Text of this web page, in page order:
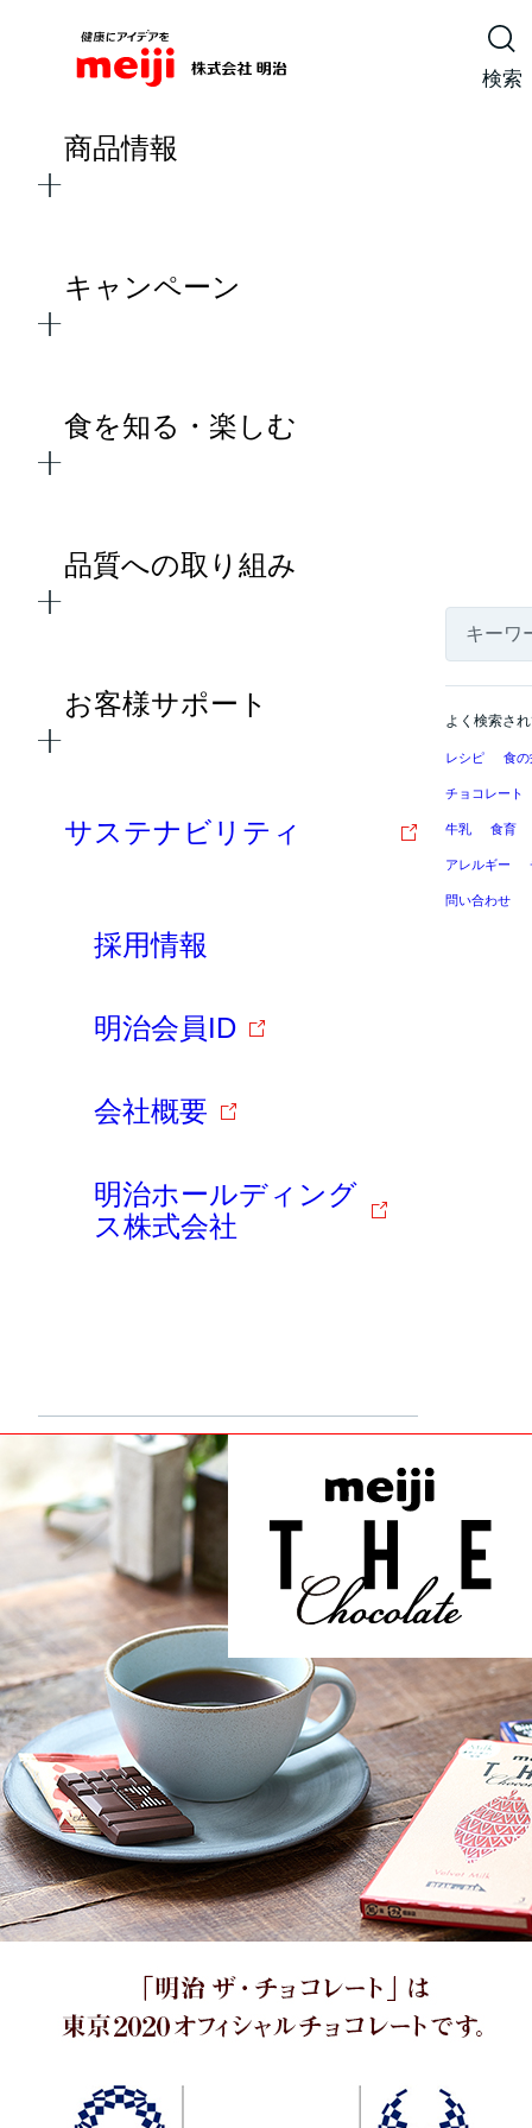
検索
商品情報
キャンペーン
食を知る・楽しむ
品質への取り組み
お客様サポート
サステナビリティ
採用情報
明治会員ID
会社概要
明治ホールディング
ス株式会社
よく検索さ
レシピ 食の
チョコレート
牛乳 食育
アレルギー
問い合わせ